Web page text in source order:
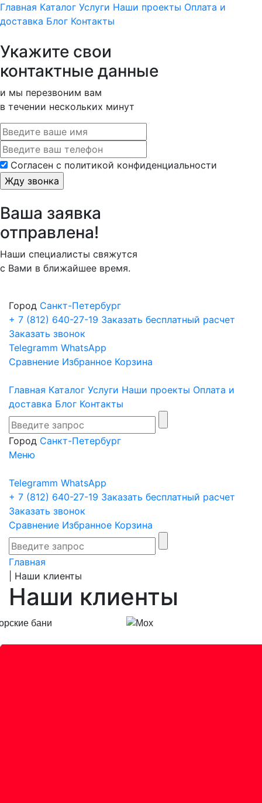
Главная Каталог Услуги Наши проекты Оплата и
доставка Блог Контакты
Укажите свои
контактные данные
и мы перезвоним вам
в течении нескольких минут
Cогласен с политикой конфиденциальности
Ваша заявка
отправлена!
Наши специалисты свяжутся
с Вами в ближайшее время.
Город Санкт-Петербург
+ 7 (812) 640-27-19 Заказать бесплатный расчет
Заказать звонок
Telegramm WhatsApp
Сравнение Избранное Корзина
Главная Каталог Услуги Наши проекты Оплата и
доставка Блог Контакты
Город Санкт-Петербург
Меню
Telegramm WhatsApp
+ 7 (812) 640-27-19 Заказать бесплатный расчет
Заказать звонок
Сравнение Избранное Корзина
Главная
Наши клиенты
Наши клиенты